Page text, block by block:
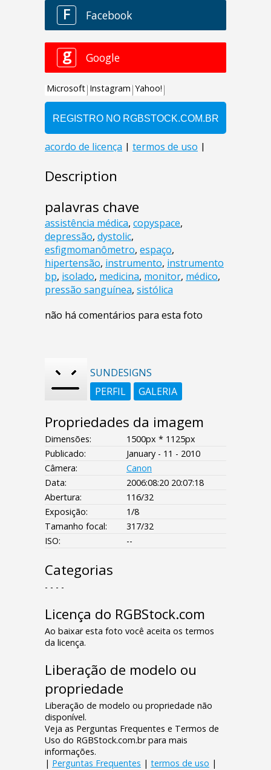
Description
palavras chave
assistência médica, copyspace,
depressão, dystolic,
esfigmomanômetro, espaço,
hipertensão, instrumento, instrumento
bp, isolado, medicina, monitor, médico,
pressão sanguínea, sistólica
não há comentários para esta foto
SUNDESIGNS
PERFIL
GALERIA
Propriedades da imagem
Dimensões:
1500px * 1125px
Publicado:
January - 11 - 2010
Câmera:
Canon
Data:
2006:08:20 20:07:18
Abertura:
116/32
Exposição:
1/8
Tamanho focal:
317/32
ISO:
--
Categorias
- - - -
Licença do RGBStock.com
Ao baixar esta foto você aceita os termos
da licença.
Liberação de modelo ou
propriedade
Liberação de modelo ou propriedade não
disponível.
Veja as Perguntas Frequentes e Termos de
Uso do RGBStock.com.br para mais
informações.
| Perguntas Frequentes | termos de uso |